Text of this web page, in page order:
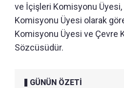
ve İçişleri Komisyonu
Komisyonu Üyesi olarak
Komisyonu Üyesi ve Çevre
Sözcüsüdür.
GÜNÜN ÖZETİ